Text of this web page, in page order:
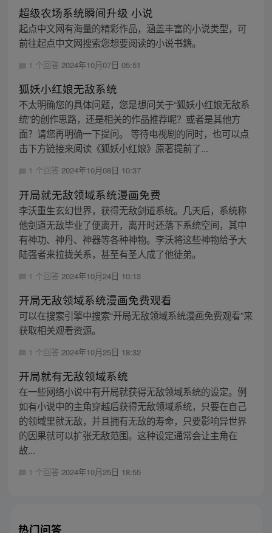
超级农场系统瞬间升级 小说
起点中文网有海量的精彩作品，涵盖丰富的小说类型，可
前往起点中文网搜索您想要阅读的小说书籍。
1 个回答 2024年10月07日 05:51
狐妖小红娘无敌系统
不太明确您的具体问题，您是想问关于“狐妖小红娘无敌系
统”的创作思路，还是相关的作品推荐呢？或者是其他方
面？请您再明确一下提问。 等待电视剧的同时，也可以点
击下方链接来阅读《狐妖小红娘》原著提前了...
1 个回答 2024年10月08日 10:37
开局就无敌领域系统漫画免费
李沃重生玄幻世界，获得无敌剑道系统。几天后，系统称
他剑道无敌毕业了便离开，离开时还落下系统空间，其中
有神功、神丹、神器等各种神物。李沃将这些神物给予大
陆强者来拉拢关系，甚至有圣人成了他徒弟。
1 个回答 2024年10月24日 10:13
开局无敌领域系统漫画免费观看
可以在搜索引擎中搜索“开局无敌领域系统漫画免费观看”来
获取相关观看资源。
1 个回答 2024年10月25日 18:32
开局就有无敌领域系统
在一些网络小说中有开局就获得无敌领域系统的设定。例
如有小说中的主角穿越后获得无敌领域系统，只要在自己
的领域里就无敌，并且拥有无敌的寿命，只要影响异世界
的因果就可以扩张无敌范围。这种设定通常会让主角在
故...
1 个回答 2024年10月25日 18:55
热门问答